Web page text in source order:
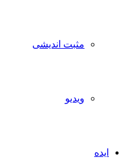
مثبت اندیشی
ویدیو
ایده